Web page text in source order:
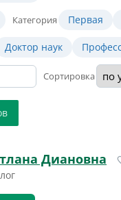
Категория Первая
Доктор наук
Сортировка
Диановна